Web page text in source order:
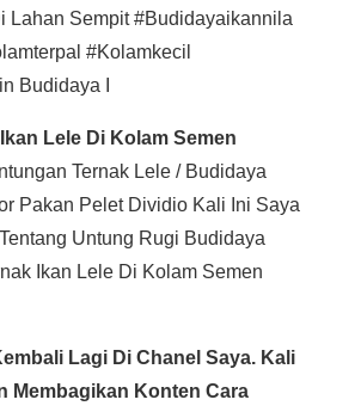
Lahan Sempit #budidayaikannila
#kolamkecil
Budidaya I
Lele Di Kolam Semen
Ternak Lele / Budidaya
Pakan Pelet Dividio Kali Ini Saya
Untung Rugi Budidaya
Ikan Lele Di Kolam Semen
Lagi Di Chanel Saya. Kali
Membagikan Konten Cara